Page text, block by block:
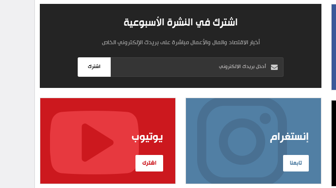
اشترك في النشرة الأسبوعية
أخبار الاقتصاد والمال والأعمال مباشرة على بريدك الإلكتروني الخاص
اشترك
إنستغرام
تابعنا
يوتيوب
اشترك